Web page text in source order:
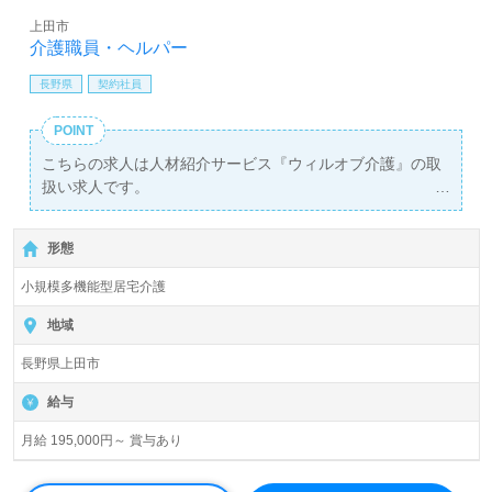
介護職員・ヘルパー
上田市
長野県 契約社員
POINT
こちらの求人は人材紹介サービス『ウィルオブ介護』の取
扱い求人です。
詳細に関してお気軽にご相談ください♪
【無料】で皆さんの転職活動をサポートいたします。
形態
小規模多機能型居宅介護
地域
長野県上田市
給与
月給 195,000円～ 賞与あり